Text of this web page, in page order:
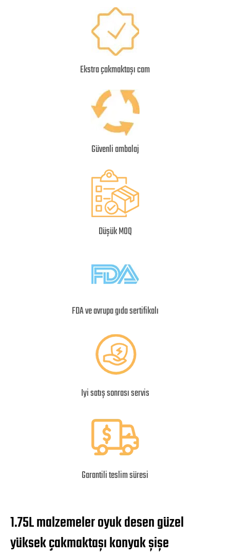
Ekstra çakmaktaşı cam
Güvenli ambalaj
Düşük MOQ
FDA ve avrupa gıda sertifikalı
Iyi satış sonrası servis
Garantili teslim süresi
1.75L malzemeler oyuk desen güzel
yüksek çakmaktaşı konyak şişe